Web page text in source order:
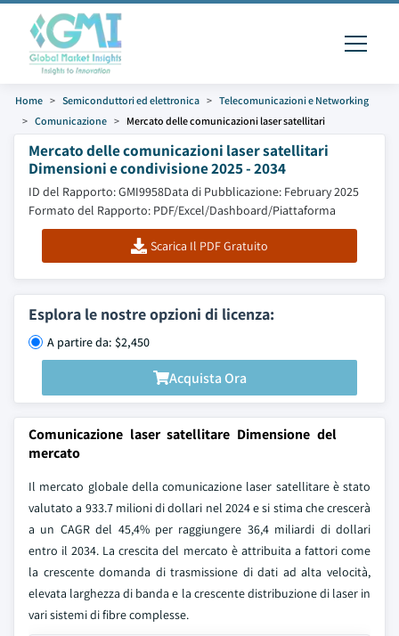
Home Semiconduttori ed elettronica
Telecomunicazioni e Networking
Comunicazione
Mercato delle comunicazioni laser satellitari
Mercato delle comunicazioni laser satellitari
Dimensioni e condivisione 2025 - 2034
ID del Rapporto: GMI9958Data di Pubblicazione: February 2025
Formato del Rapporto: PDF/Excel/Dashboard/Piattaforma
Scarica Il PDF Gratuito
Esplora le nostre opzioni di licenza:
A partire da: $2,450
Acquista Ora
Comunicazione laser satellitare Dimensione del
mercato
Il mercato globale della comunicazione laser satellitare è stato
valutato a 933.7 milioni di dollari nel 2024 e si stima che crescerà
a un CAGR del 45,4% per raggiungere 36,4 miliardi di dollari
entro il 2034. La crescita del mercato è attribuita a fattori come
la crescente domanda di trasmissione di dati ad alta velocità,
elevata larghezza di banda e la crescente distribuzione di laser in
vari sistemi di fibre complesse.